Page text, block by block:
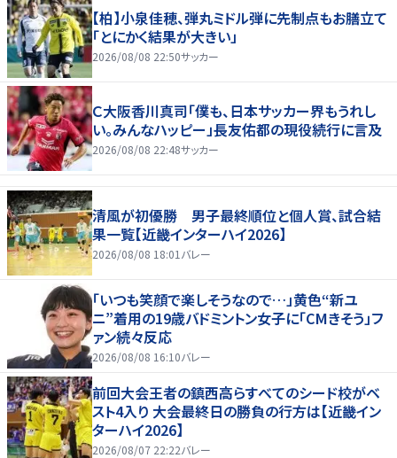
【柏】小泉佳穂、弾丸ミドル弾に先制点もお膳立て
「とにかく結果が大きい」
2026/08/08 22:50サッカー
Ｃ大阪香川真司「僕も、日本サッカー界もうれし
い。みんなハッピー」長友佑都の現役続行に言及
2026/08/08 22:48サッカー
清風が初優勝 男子最終順位と個人賞、試合結
果一覧【近畿インターハイ2026】
2026/08/08 18:01 バレー
「いつも笑顔で楽しそうなので…」黄色“新ユ
ニ”着用の19歳バドミントン女子に「CMきそう」フ
ァン続々反応
2026/08/08 16:10バレー
前回大会王者の鎮西高らすべてのシード校がベ
スト4入り 大会最終日の勝負の行方は【近畿イン
ターハイ2026】
2026/08/07 22:22バレー